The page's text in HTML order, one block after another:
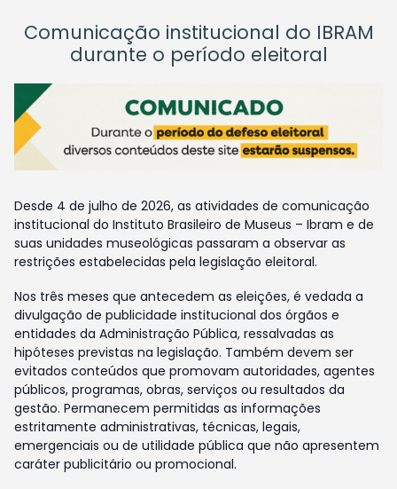
Comunicação institucional do IBRAM
durante o período eleitoral
Desde 4 de julho de 2026, as atividades de comunicação
institucional do Instituto Brasileiro de Museus – Ibram e de
suas unidades museológicas passaram a observar as
restrições estabelecidas pela legislação eleitoral.
Nos três meses que antecedem as eleições, é vedada a
divulgação de publicidade institucional dos órgãos e
entidades da Administração Pública, ressalvadas as
hipóteses previstas na legislação. Também devem ser
evitados conteúdos que promovam autoridades, agentes
públicos, programas, obras, serviços ou resultados da
gestão. Permanecem permitidas as informações
estritamente administrativas, técnicas, legais,
emergenciais ou de utilidade pública que não apresentem
caráter publicitário ou promocional.